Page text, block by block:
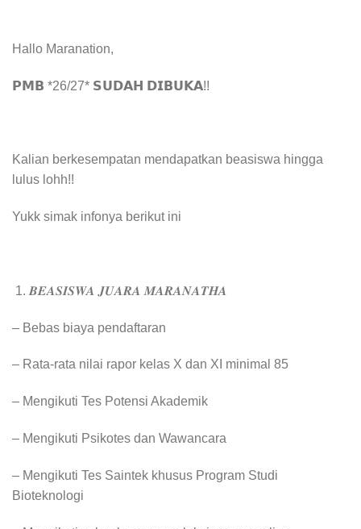
Hallo Maranation,
𝗣𝗠𝗕 *26/27* 𝗦𝗨𝗗𝗔𝗛 𝗗𝗜𝗕𝗨𝗞𝗔!!
Kalian berkesempatan mendapatkan beasiswa hingga
lulus lohh!!
Yukk simak infonya berikut ini
𝑩𝑬𝑨𝑺𝑰𝑺𝑾𝑨 𝑱𝑼𝑨𝑹𝑨 𝑴𝑨𝑹𝑨𝑵𝑨𝑻𝑯𝑨
– Bebas biaya pendaftaran
– ⁠Rata-rata nilai rapor kelas X dan XI minimal 85
– ⁠Mengikuti Tes Potensi Akademik
– ⁠Mengikuti Psikotes dan Wawancara
– ⁠Mengikuti Tes Saintek khusus Program Studi
Bioteknologi